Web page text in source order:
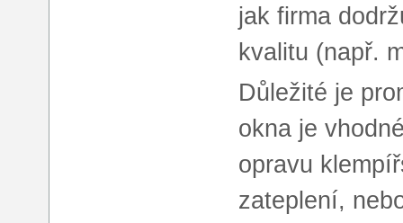
jak firma
kvalitu (např.
Důležité je
okna je
opravu
zateplení,